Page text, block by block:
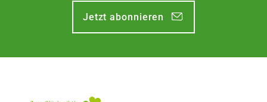
Jetzt abonnieren